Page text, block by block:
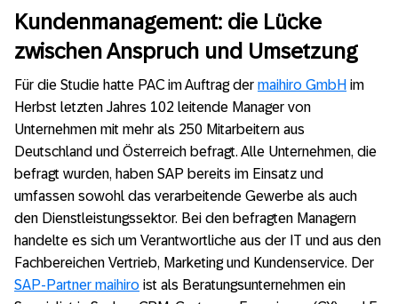
Kundenmanagement: die Lücke
zwischen Anspruch und Umsetzung
Für die Studie hatte PAC im Auftrag der maihiro GmbH im
Herbst letzten Jahres 102 leitende Manager von
Unternehmen mit mehr als 250 Mitarbeitern aus
Deutschland und Österreich befragt. Alle Unternehmen, die
befragt wurden, haben SAP bereits im Einsatz und
umfassen sowohl das verarbeitende Gewerbe als auch
den Dienstleistungssektor. Bei den befragten Managern
handelte es sich um Verantwortliche aus der IT und aus den
Fachbereichen Vertrieb, Marketing und Kundenservice. Der
SAP-Partner maihiro ist als Beratungsunternehmen ein